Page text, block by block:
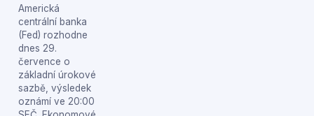
Americká
centrální banka
(Fed) rozhodne
dnes 29.
července o
základní úrokové
sazbě, výsledek
oznámí ve 20:00